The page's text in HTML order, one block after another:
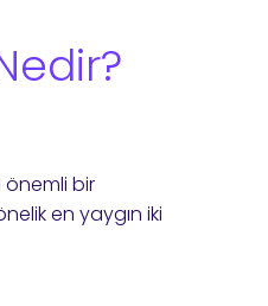
önemli bir
en yaygın iki